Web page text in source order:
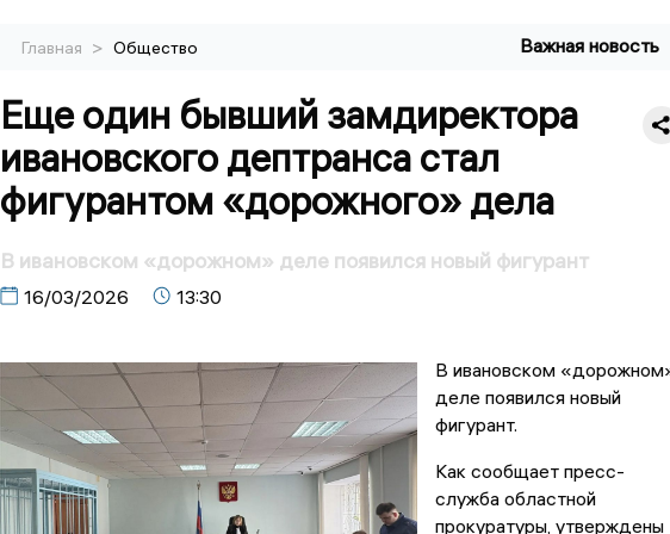
Главная > Общество Важная новость
Еще один бывший замдиректора
ивановского дептранса стал
фигурантом «дорожного» дела
В ивановском «дорожном» деле появился новый фигурант
16/03/2026 13:30
В ивановском
деле появился новый
фигурант.
Как сообщает пресс-
служба областной
прокуратуры, утверждены